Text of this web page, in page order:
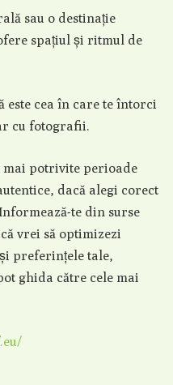
sau o destinație
spațiul și ritmul de
este cea în care te întorci
cu fotografii.
mai potrivite perioade
dacă alegi corect
te din surse
vrei să optimizezi
preferințele tale,
ghida către cele mai